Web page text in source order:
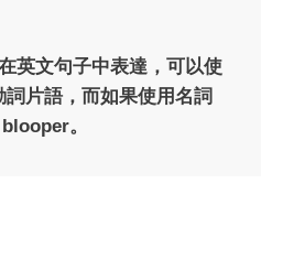
英文句子中表達，可以使
片語，而如果使用名詞
。